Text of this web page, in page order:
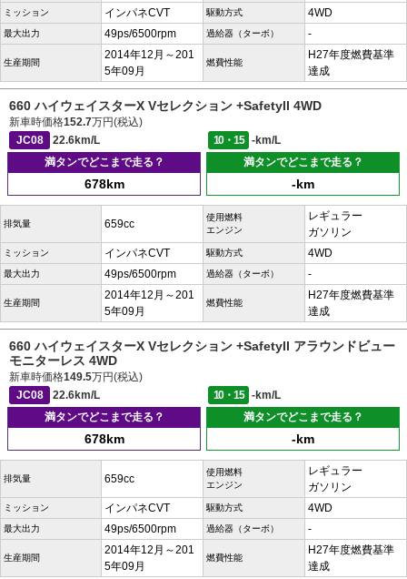
ミッション インパネCVT 駆動方式 4WD
最大出力 49ps/6500rpm 過給器（ターボ） -
生産期間
2014年12月～201
5年09月
燃費性能
H27年度燃費基準
達成
660 ハイウェイスターX Vセレクション +SafetyII 4WD
新車時価格152.7万円(税込)
JC08
22.6km/L 10・15
-km/L
満タンでどこまで走る？
678km
満タンでどこまで走る？
-km
排気量 659cc
使用燃料
エンジン
レギュラー
ガソリン
ミッション インパネCVT 駆動方式 4WD
最大出力 49ps/6500rpm 過給器（ターボ） -
生産期間
2014年12月～201
5年09月
燃費性能
H27年度燃費基準
達成
660 ハイウェイスターX Vセレクション +SafetyII アラウンドビュー
モニターレス 4WD
新車時価格149.5万円(税込)
JC08
22.6km/L 10・15
-km/L
満タンでどこまで走る？
678km
満タンでどこまで走る？
-km
排気量 659cc
使用燃料
エンジン
レギュラー
ガソリン
ミッション インパネCVT 駆動方式 4WD
最大出力 49ps/6500rpm 過給器（ターボ） -
生産期間
2014年12月～201
5年09月
燃費性能
H27年度燃費基準
達成